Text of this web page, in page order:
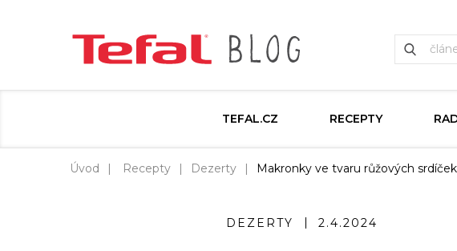
TEFAL.CZ RECEPTY
Úvod Recepty Dezerty Makronky ve tvaru růžových
DEZERTY 2.4.2024